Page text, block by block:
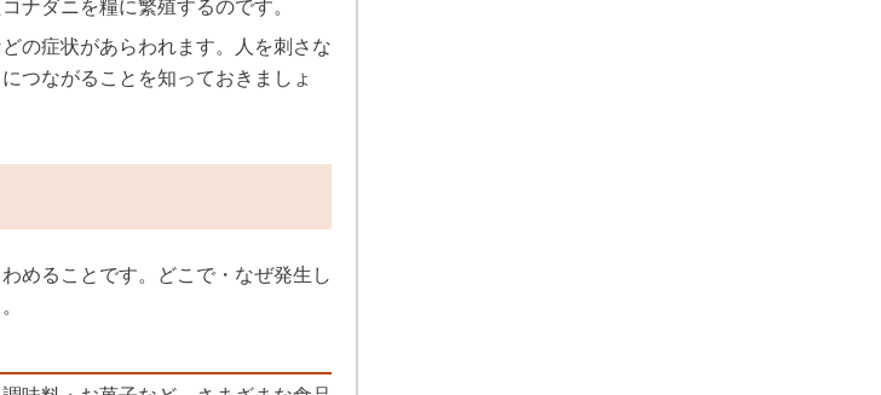
ナダニを糧に繁殖するのです。
の症状があらわれます。人を刺さな
つながることを知っておきましょ
めることです。どこで・なぜ発生し